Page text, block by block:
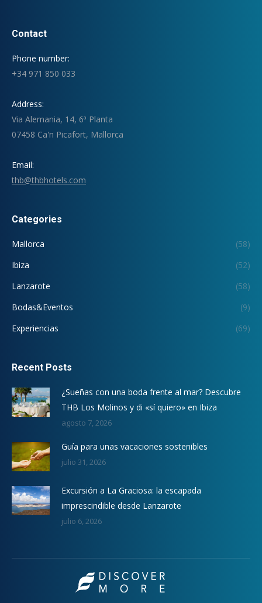
Contact
Phone number:
+34 971 850 033
Address:
Via Alemania, 14, 6ª Planta
07458 Ca'n Picafort, Mallorca
Email:
thb@thbhotels.com
Categories
Mallorca
(58)
Ibiza
(52)
Lanzarote
(58)
Bodas&Eventos
(9)
Experiencias
(69)
Recent Posts
¿Sueñas con una boda frente al mar? Descubre
THB Los Molinos y di «sí quiero» en Ibiza
agosto 7, 2026
Guía para unas vacaciones sostenibles
julio 31, 2026
Excursión a La Graciosa: la escapada
imprescindible desde Lanzarote
julio 6, 2026